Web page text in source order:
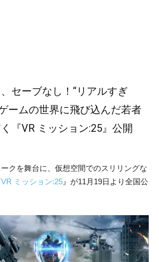
セーブなし！“リアルすぎ
ームの世界に飛び込んだ若者
『VR ミッション:25』公開
クを舞台に、仮想空間でのスリリングな
VR ミッション:25 』が11月19日より全国公